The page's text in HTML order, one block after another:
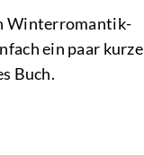
Winterromantik-
ein paar kurze
Buch.